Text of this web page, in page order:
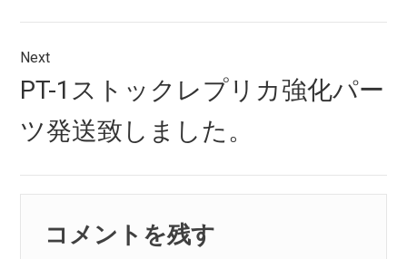
ゲ
ー
シ
ョ
Next
Next
post:
PT-1ストックレプリカ強化パー
ツ発送致しました。
コメントを残す